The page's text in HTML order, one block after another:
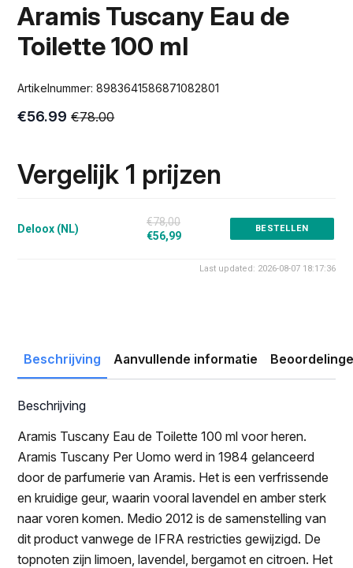
Aramis Tuscany Eau de
Toilette 100 ml
Artikelnummer:8983641586871082801
€78.00
Oorspronkelijke
€78.00.
€56.99
Huidige
€56.99.
Vergelijk 1 prijzen
Deloox (NL)
€78,00
€56,99
BESTELLEN
Last updated: 2026-08-07 18:17:36
Beschrijving Aanvullende informatie
Beschrijving
Aramis Tuscany Eau de Toilette 100 ml voor heren.
Aramis Tuscany Per Uomo werd in 1984 gelanceerd
door de parfumerie van Aramis. Het is een verfrissende
en kruidige geur, waarin vooral lavendel en amber sterk
naar voren komen. Medio 2012 is de samenstelling van
dit product vanwege de IFRA restricties gewijzigd. De
topnoten zijn limoen, lavendel, bergamot en citroen. Het